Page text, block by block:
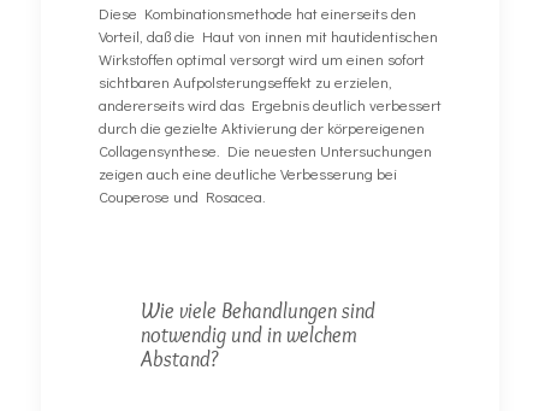
Diese Kombinationsmethode hat einerseits den
Vorteil, daß die Haut von innen mit hautidentischen
Wirkstoffen optimal versorgt wird um einen sofort
sichtbaren Aufpolsterungseffekt zu erzielen,
andererseits wird das Ergebnis deutlich verbessert
durch die gezielte Aktivierung der körpereigenen
Collagensynthese. Die neuesten Untersuchungen
zeigen auch eine deutliche Verbesserung bei
Couperose und Rosacea.
Wie viele Behandlungen sind
notwendig und in welchem
Abstand?